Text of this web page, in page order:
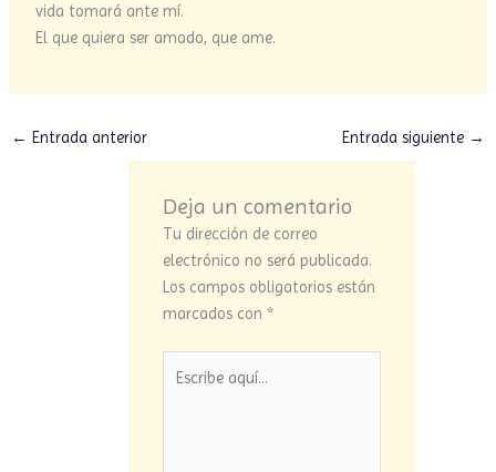
vida tomará ante mí.
El que quiera ser amado, que ame.
← Entrada anterior Entrada siguiente →
Deja un comentario
Tu dirección de correo
electrónico no será publicada.
Los campos obligatorios están
marcados con*